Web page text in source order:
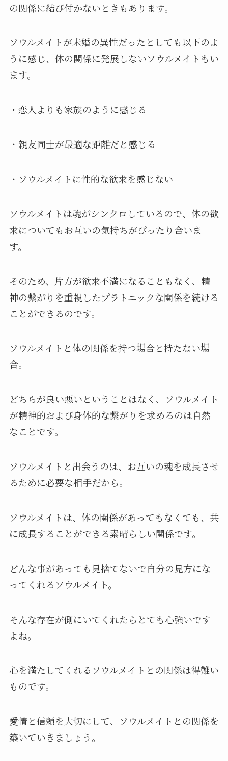
の関係に結び付かないときもあります。
ソウルメイトが未婚の異性だったとしても以下のよ
うに感じ、体の関係に発展しないソウルメイトもい
ます。
・恋人よりも家族のように感じる
・親友同士が最適な距離だと感じる
・ソウルメイトに性的な欲求を感じない
ソウルメイトは魂がシンクロしているので、体の欲
求についてもお互いの気持ちがぴったり合いま
す。
そのため、片方が欲求不満になることもなく、精
神の繋がりを重視したプラトニックな関係を続ける
ことができるのです。
ソウルメイトと体の関係を持つ場合と持たない場
合。
どちらが良い悪いということはなく、ソウルメイト
が精神的および身体的な繋がりを求めるのは自然
なことです。
ソウルメイトと出会うのは、お互いの魂を成長させ
るために必要な相手だから。
ソウルメイトは、体の関係があってもなくても、共
に成長することができる素晴らしい関係です。
どんな事があっても見捨てないで自分の見方にな
ってくれるソウルメイト。
そんな存在が側にいてくれたらとても心強いです
よね。
心を満たしてくれるソウルメイトとの関係は得難い
ものです。
愛情と信頼を大切にして、ソウルメイトとの関係を
築いていきましょう。